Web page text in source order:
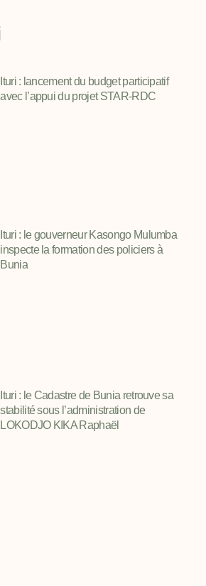
Ituri : lancement du budget participatif
avec l’appui du projet STAR-RDC
Ituri : le gouverneur Kasongo Mulumba
inspecte la formation des policiers à
Bunia
Ituri : le Cadastre de Bunia retrouve sa
stabilité sous l’administration de
LOKODJO KIKA Raphaël